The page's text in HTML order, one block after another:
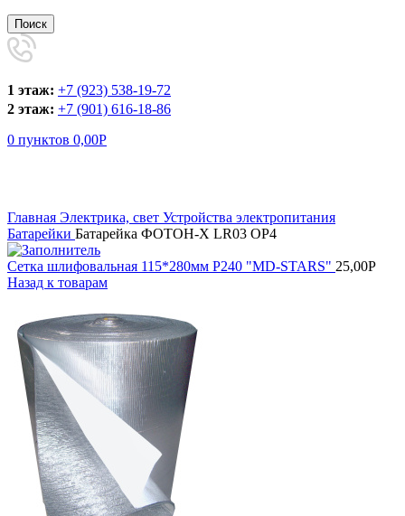
Поиск
1 этаж: +7 (923) 538-19-72
2 этаж: +7 (901) 616-18-86
0 пунктов 0,00Р
Главная Электрика, свет Устройства электропитания
Батарейки Батарейка ФОТОН-Х LR03 ОР4
Сетка шлифовальная 115*280мм Р240 "MD-STARS" 25,00Р
Назад к товарам